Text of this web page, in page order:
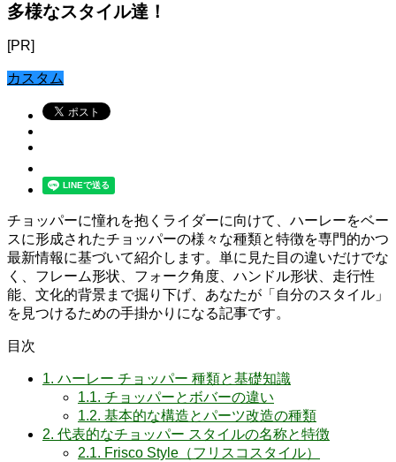
多様なスタイル達！
[PR]
カスタム
チョッパーに憧れを抱くライダーに向けて、ハーレーをベー
スに形成されたチョッパーの様々な種類と特徴を専門的かつ
最新情報に基づいて紹介します。単に見た目の違いだけでな
く、フレーム形状、フォーク角度、ハンドル形状、走行性
能、文化的背景まで掘り下げ、あなたが「自分のスタイル」
を見つけるための手掛かりになる記事です。
目次
1. ハーレー チョッパー 種類と基礎知識
1.1. チョッパーとボバーの違い
1.2. 基本的な構造とパーツ改造の種類
2. 代表的なチョッパー スタイルの名称と特徴
2.1. Frisco Style（フリスコスタイル）